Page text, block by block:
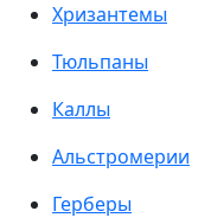
Хризантемы
Тюльпаны
Каллы
Альстромерии
Герберы